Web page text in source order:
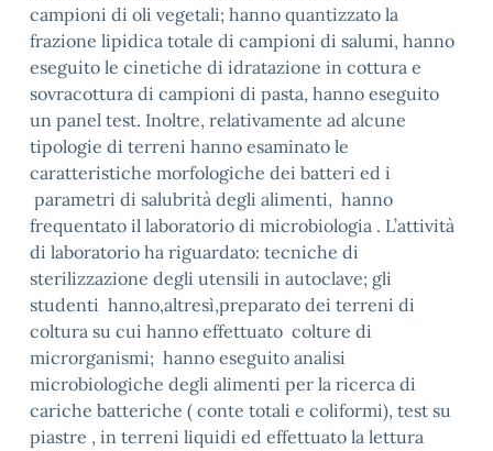
campioni di oli vegetali; hanno quantizzato la
frazione lipidica totale di campioni di salumi, hanno
eseguito le cinetiche di idratazione in cottura e
sovracottura di campioni di pasta, hanno eseguito
un panel test. Inoltre, relativamente ad alcune
tipologie di terreni hanno esaminato le
caratteristiche morfologiche dei batteri ed i
parametri di salubrità degli alimenti, hanno
frequentato il laboratorio di microbiologia . L’attività
di laboratorio ha riguardato: tecniche di
sterilizzazione degli utensili in autoclave; gli
studenti hanno,altresì,preparato dei terreni di
coltura su cui hanno effettuato colture di
microrganismi; hanno eseguito analisi
microbiologiche degli alimenti per la ricerca di
cariche batteriche ( conte totali e coliformi), test su
piastre , in terreni liquidi ed effettuato la lettura